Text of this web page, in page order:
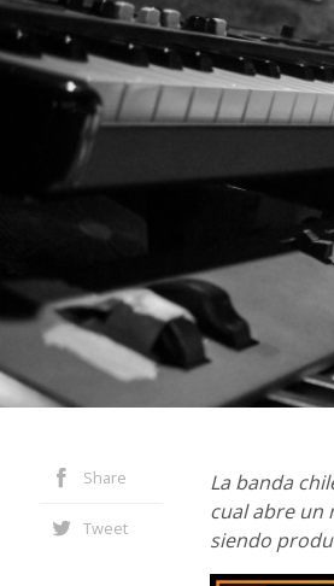
Share
Tweet
La banda
cual abre un
siendo